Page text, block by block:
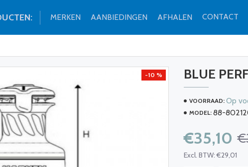
MERKEN AANBIEDINGEN AFHALEN CONTACT
-10 % BLUE
VOORRAAD: Op
MODEL: 88-
€35,10
Excl. BTW: €29,01